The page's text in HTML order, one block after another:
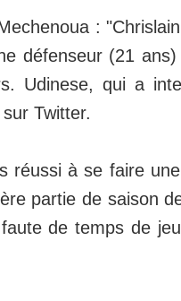
:
défenseur (21
Udinese, qui a
Twitter.
réussi à se faire
partie de saison
de temps de